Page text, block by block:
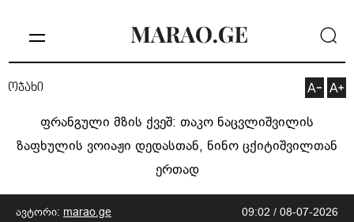
ოჯახი
ფრანგული მზის ქვეშ: თაკო ნაცვლიშვილის
ზაფხულის ვოიაჟი დედასთან, ნინო ცქიტიშვილთან
ერთად
ავტორი: marao.ge 09:02 / 08-07-2026